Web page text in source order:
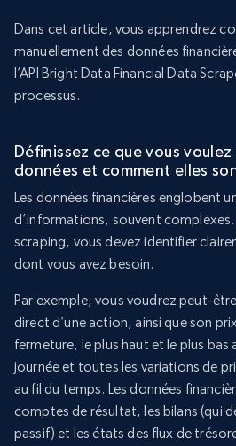
Dans cet article, vous apprendrez
manuellement des données
l’API Bright Data Financial Data
processus.
Définissez ce que vous
données et comment elles
Les données financières englobent
d’informations, souvent
scraping, vous devez identifier
dont vous avez besoin.
Par exemple, vous voudrez peut-
direct d’une action, ainsi que son
fermeture, le plus haut et le plus bas
journée et toutes les variations de
au fil du temps. Les données
comptes de résultat, les bilans (qui
passif) et les états des flux de